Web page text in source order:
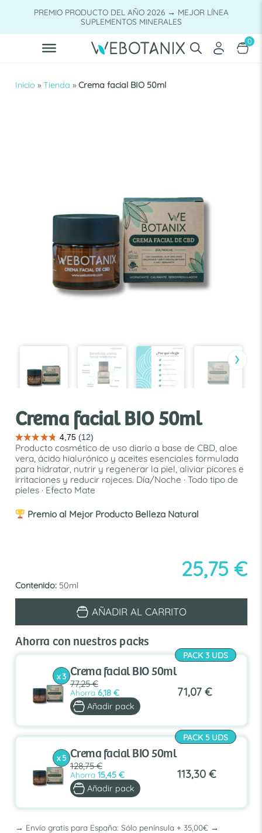
PREMIO PRODUCTO DEL AÑO 2026 → MEJOR LÍNEA
SUPLEMENTOS MINERALES
0
Inicio » Tienda » Crema facial BIO 50ml
›
Crema facial BIO 50ml
Producto cosmético de uso diario a base de CBD, aloe
vera, ácido hialurónico y aceites esenciales formulada
para hidratar, nutrir y regenerar la piel, aliviar picores e
irritaciones y reducir rojeces. Día/Noche · Todo tipo de
pieles · Efecto Mate
Premio al Mejor Producto Belleza Natural
25,75 €
Contenido: 50ml
BIO
50ml
cantidad
AÑADIR AL CARRITO
Ahorra con nuestros packs
PACK 3 UDS
x 3 Crema facial BIO 50ml
77,25 €
Ahorra 6,18 € 71,07 €
Añadir pack
PACK 5 UDS
x 5 Crema facial BIO 50ml
128,75 €
Ahorra 15,45 € 113,30 €
Añadir pack
→ Envío gratis para España: Sólo península + 35,00€ →